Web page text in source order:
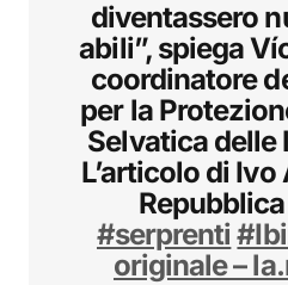
diventassero
abili”, spiega
coordinatore
per la
Selvatica delle
L’articolo di
Repubblica
#serprenti
originale –